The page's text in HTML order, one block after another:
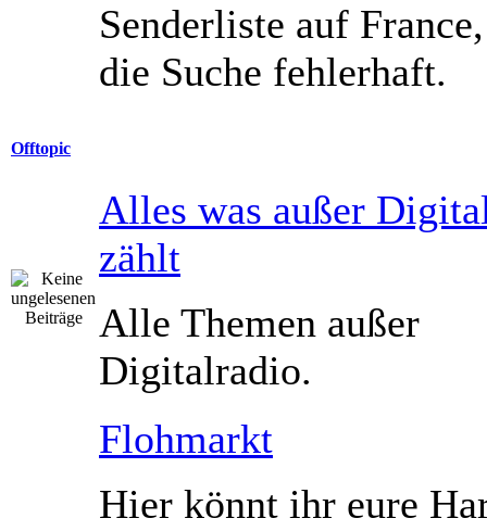
Senderliste auf
die Suche fehlerhaft.
Offtopic
Alles was außer
zählt
Alle Themen außer
Digitalradio.
Flohmarkt
Hier könnt ihr eure